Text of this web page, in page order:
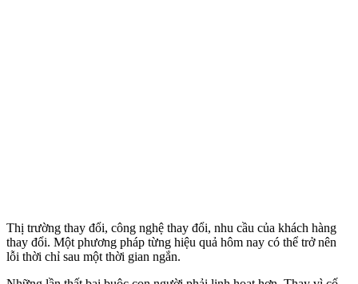
Thị trường thay đổi, công nghệ thay đổi, nhu cầu của khách hàng
thay đổi. Một phương pháp từng hiệu quả hôm nay có thể trở nên
lỗi thời chỉ sau một thời gian ngắn.